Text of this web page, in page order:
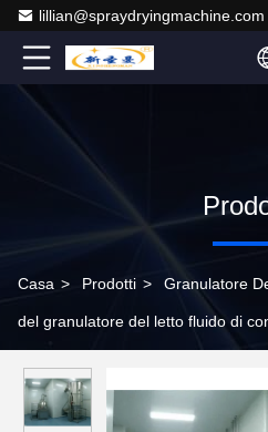
lillian@spraydryingmachine.com
Casa > Prodotti > Granulatore
del granulatore del letto fluido di